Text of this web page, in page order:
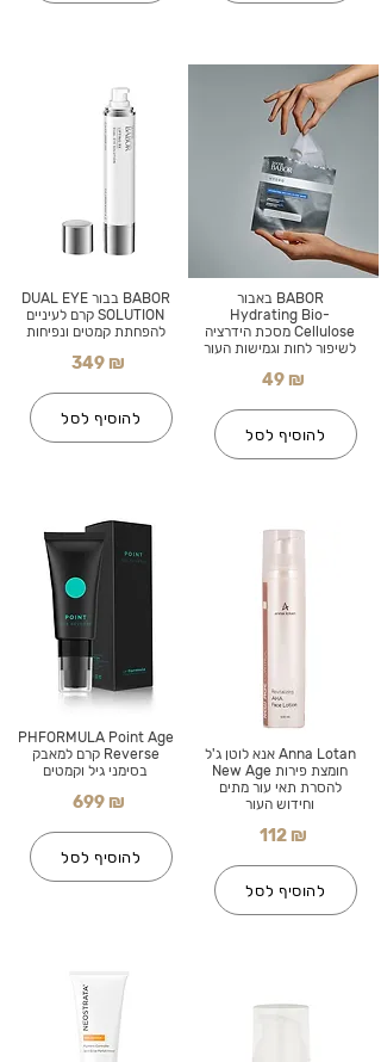
BABOR בבור DUAL EYE
SOLUTION קרם לעיניים
להפחתת קמטים ונפיחות
349 ₪
להוסיף לסל
PHFORMULA Point Age
Reverse קרם למאבק
בסימני גיל וקמטים
699 ₪
להוסיף לסל
BABOR באבור
Hydrating Bio-
Cellulose מסכת הידרציה
לשיפור לחות וגמישות העור
49 ₪
להוסיף לסל
Anna Lotan אנא לוטן ג'ל
חומצת פירות New Age
להסרת תאי עור מתים
וחידוש העור
112 ₪
להוסיף לסל